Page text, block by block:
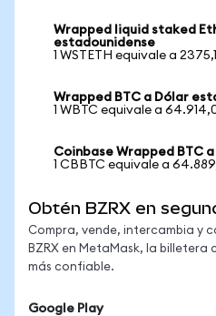
Wrapped liquid staked
estadounidense
1 WSTETH equivale a
Wrapped BTC a Dólar
1 WBTC equivale a
Coinbase Wrapped BTC
1 CBBTC equivale a
Obtén BZRX en
Compra, vende, intercambia y
BZRX en MetaMask, la billetera
más confiable.
Google Play